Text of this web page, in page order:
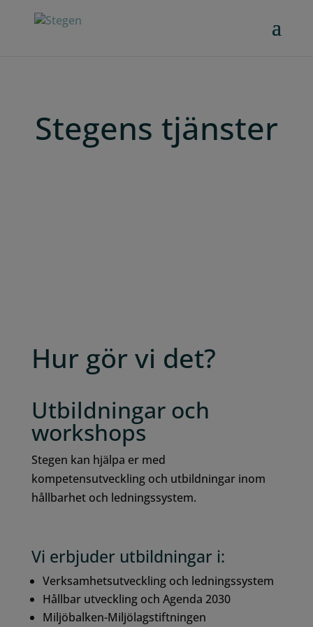
Stegens tjänster
Hur gör vi det?
Utbildningar och
workshops
Stegen kan hjälpa er med
kompetensutveckling och utbildningar inom
hållbarhet och ledningssystem.
Vi erbjuder utbildningar i:
Verksamhetsutveckling och ledningssystem
Hållbar utveckling och Agenda 2030
Miljöbalken-Miljölagstiftningen